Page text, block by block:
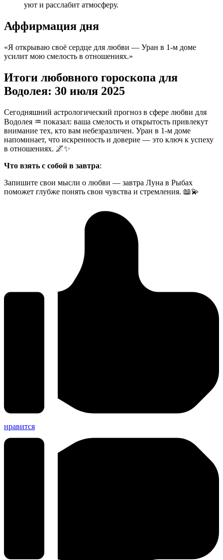
уют и расслабит атмосферу.
Аффирмация дня
«Я открываю своё сердце для любви — Уран в 1-м доме
усилит мою смелость в отношениях.»
Итоги любовного гороскопа для
Водолея: 30 июля 2025
Сегодняшний астрологический прогноз в сфере любви для
Водолея ♒ показал: ваша смелость и открытость привлекут
внимание тех, кто вам небезразличен. Уран в 1-м доме
напоминает, что искренность и доверие — это ключ к успеху
в отношениях. 🌌✨
Что взять с собой в завтра:
Запишите свои мысли о любви — завтра Луна в Рыбах
поможет глубже понять свои чувства и стремления. 📖💫
нравится